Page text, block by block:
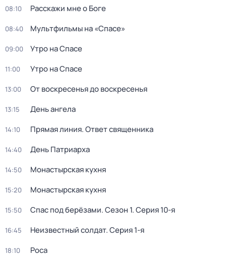
08:10 Расскажи мне о Боге
08:40 Мультфильмы на «Спасе»
09:00 Утро на Спасе
11:00 Утро на Спасе
13:00 От воскресенья до воскресенья
13:15 День ангела
14:10 Прямая линия. Ответ священника
14:40 Дeнь Патриаpха
14:50 Монастырская кухня
15:20 Монастырская кухня
15:50 Спас под берёзами. Сезон 1. Серия 10-я
16:45 Неизвестный солдат. Серия 1-я
18:10
Роса